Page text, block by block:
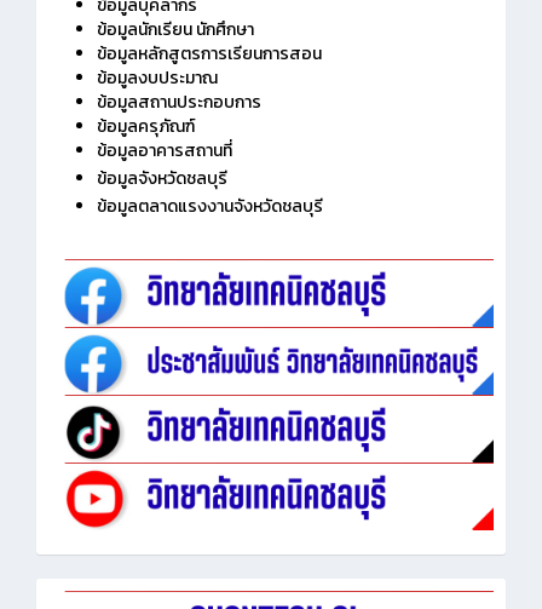
ประวัติวิทยาลัย
ข้อมูลบุคลากร
ข้อมูลนักเรียน นักศึกษา
ข้อมูลหลักสูตรการเรียนการสอน
ข้อมูลงบประมาณ
ข้อมูลสถานประกอบการ
ข้อมูลครุภัณฑ์
ข้อมูลอาคารสถานที่
ข้อมูลจังหวัดชลบุรี